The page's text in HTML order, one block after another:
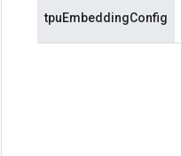
tpuEmbeddingConfig